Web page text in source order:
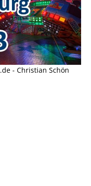
- Christian Schön